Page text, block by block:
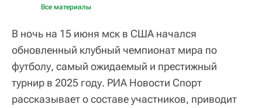
Все материалы
В ночь на 15 июня мск в США начался
обновленный клубный чемпионат мира по
футболу, самый ожидаемый и престижный
турнир в 2025 году. РИА Новости Спорт
рассказывает о составе участников, приводит